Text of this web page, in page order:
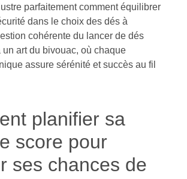
parfaitement comment équilibrer
dans le choix des dés à
cohérente du lancer de dés
un art du bivouac, où chaque
assure sérénité et succès au fil
planifier sa
score pour
ses chances de